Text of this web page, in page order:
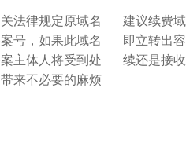
法律规定原域名
号，如果此域名
主体人将受到处
来不必要的麻烦
建议续费
即立转出
续还是接